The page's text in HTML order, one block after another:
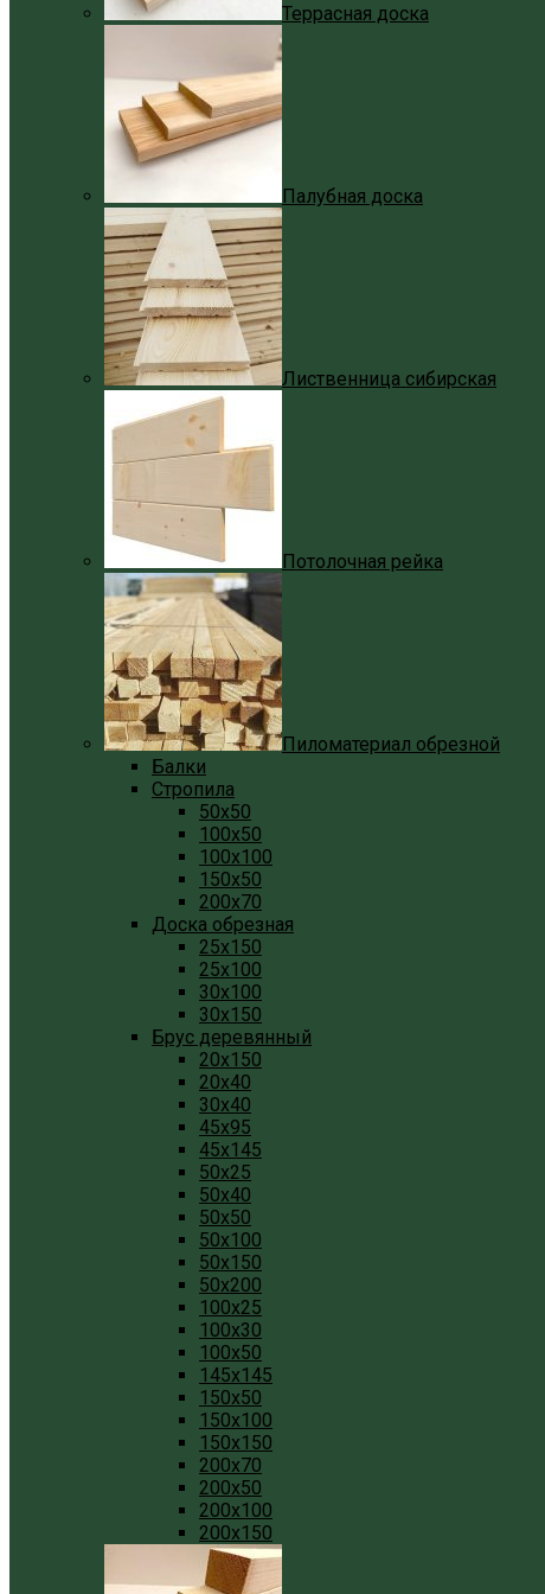
Террасная доска
Палубная доска
Лиственница сибирская
Потолочная рейка
Пиломатериал обрезной
Балки
Стропила
50x50
100x50
100x100
150x50
200x70
Доска обрезная
25x150
25x100
30x100
30x150
Брус деревянный
20x150
20x40
30x40
45x95
45x145
50x25
50x40
50x50
50x100
50x150
50x200
100x25
100x30
100x50
145x145
150x50
150x100
150x150
200x70
200x50
200x100
200x150